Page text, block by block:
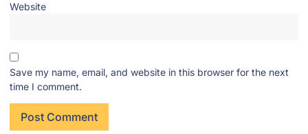
Website
Save my name, email, and website in this browser for the next
time I comment.